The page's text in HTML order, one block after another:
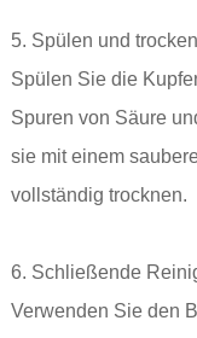
5. Spülen und
Spülen Sie die
Spuren von Säure
sie mit einem
vollständig trocknen.
6. Schließende
Verwenden Sie den